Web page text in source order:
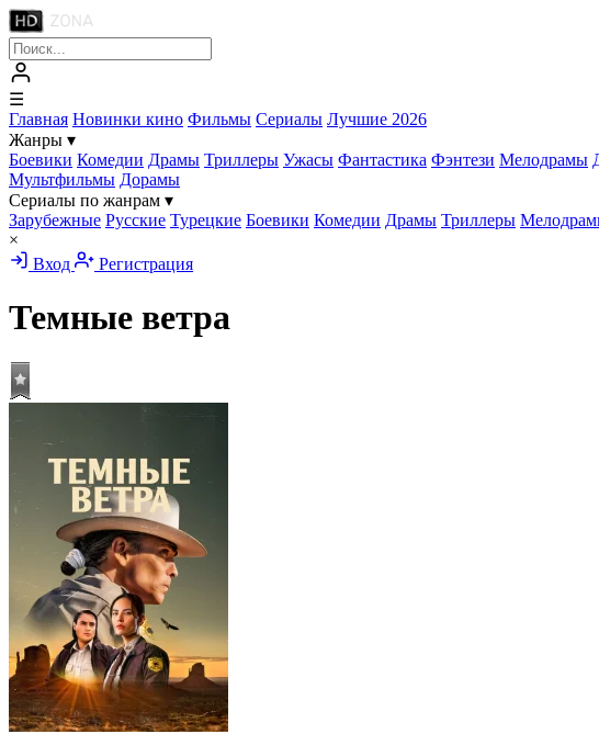
☰
Главная Новинки кино Фильмы Сериалы Лучшие 2026
Жанры ▾
Боевики Комедии Драмы Триллеры Ужасы Фантастика Фэнтези Мелодрамы
Мультфильмы Дорамы
Сериалы по жанрам ▾
Зарубежные Русские Турецкие Боевики Комедии Драмы Триллеры
×
Вход
Регистрация
Темные ветра